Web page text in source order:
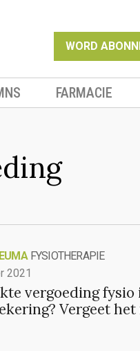
WORD
FARMACIE
FYSIOTHERAPIE
2021
vergoeding fysio
Vergeet het